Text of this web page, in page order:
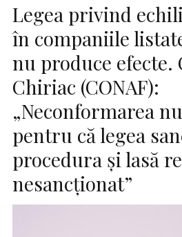
Legea privind
în companiile
nu produce efecte.
Chiriac (CONAF):
„Neconformarea
pentru că legea
procedura și lasă
nesancționat”